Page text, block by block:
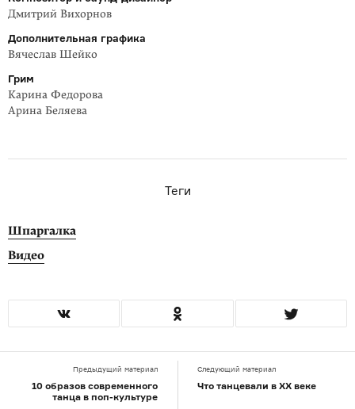
Дмитрий Вихорнов
Дополнительная графика
Вячеслав Шейко
Грим
Карина Федорова
Арина Беляева
Теги
Шпаргалка
Видео
Предыдущий материал
10 образов современного
танца в поп-культуре
Следующий материал
Что танцевали в XX веке